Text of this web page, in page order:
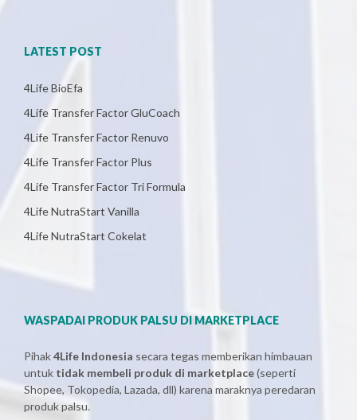
LATEST POST
4Life BioEfa
4Life Transfer Factor GluCoach
4Life Transfer Factor Renuvo
4Life Transfer Factor Plus
4Life Transfer Factor Tri Formula
4Life NutraStart Vanilla
4Life NutraStart Cokelat
WASPADAI PRODUK PALSU DI MARKETPLACE
Pihak4Life Indonesia secara tegas memberikan himbauan
untuk tidak membeli produk di marketplace(seperti
Shopee, Tokopedia, Lazada, dll) karena maraknya peredaran
produk palsu.